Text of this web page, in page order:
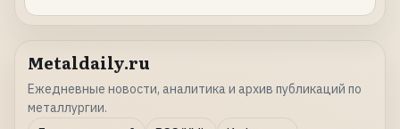
Metaldaily.ru
Ежедневные новости, аналитика и архив публикаций по
металлургии.